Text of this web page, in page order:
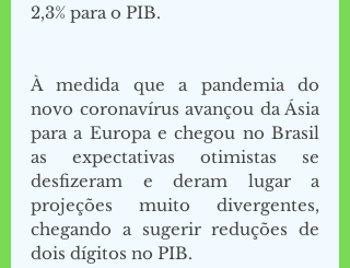
2,3% para o PIB.
À medida que a pandemia do
novo coronavírus avançou da Ásia
para a Europa e chegou no Brasil
as expectativas otimistas se
desfizeram e deram lugar a
projeções muito divergentes,
chegando a sugerir reduções de
dois dígitos no PIB.